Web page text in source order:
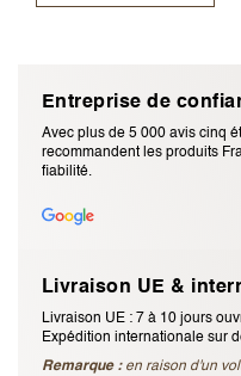
Entreprise de
Avec plus de 5 000 avis cinq
recommandent les produits
fiabilité.
Livraison UE &
Livraison UE : 7 à 10 jours
Expédition internationale sur
Remarque : en raison d'un